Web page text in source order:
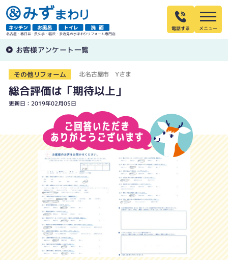
名古屋・春日井・長久手・稲沢・多治見の水まわりリフォーム専門店
電話する
お客様アンケート一覧
その他リフォーム 北名古屋市 Yさま
総合評価は「期待以上」
更新日：2019年02月05日